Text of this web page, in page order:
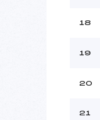
18
19
20
21